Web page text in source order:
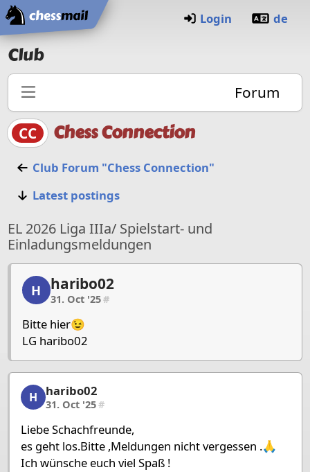
Home
Login de
Club
Forum
CC Chess Connection
Club Forum "Chess Connection"
Latest postings
EL 2026 Liga IIIa/ Spielstart- und
Einladungsmeldungen
haribo02, 1/58, 31. Oct '25
H haribo02
31. Oct '25#
Bitte hier😉
LG haribo02
haribo02, 2/58, 31. Oct '25
H haribo02
31. Oct '25#
Liebe Schachfreunde,
es geht los.Bitte ,Meldungen nicht vergessen .🙏
Ich wünsche euch viel Spaß !